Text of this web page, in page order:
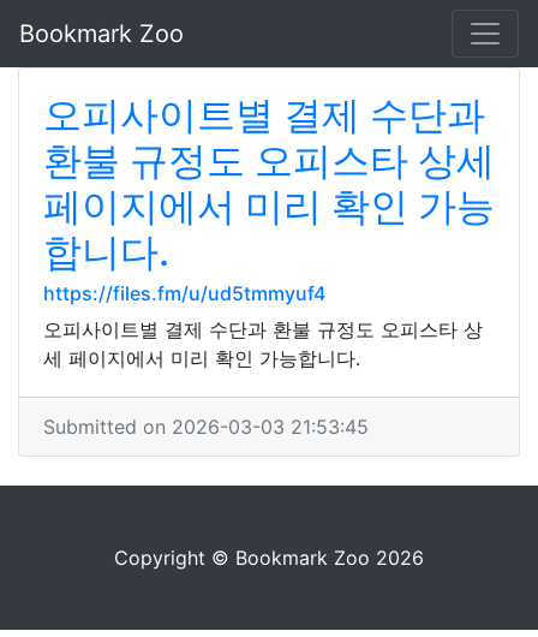
Bookmark Zoo
오피사이트별 결제 수단과
환불 규정도 오피스타 상세
페이지에서 미리 확인 가능
합니다.
https://files.fm/u/ud5tmmyuf4
오피사이트별 결제 수단과 환불 규정도 오피스타 상
세 페이지에서 미리 확인 가능합니다.
Submitted on 2026-03-03 21:53:45
Copyright © Bookmark Zoo 2026